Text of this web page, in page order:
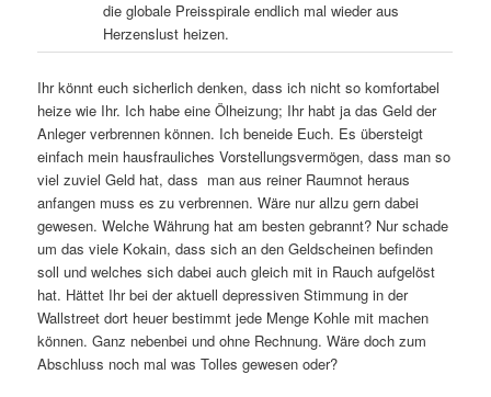
die globale Preisspirale endlich mal wieder aus
Herzenslust heizen.
Ihr könnt euch sicherlich denken, dass ich nicht so komfortabel
heize wie Ihr. Ich habe eine Ölheizung; Ihr habt ja das Geld der
Anleger verbrennen können. Ich beneide Euch. Es übersteigt
einfach mein hausfrauliches Vorstellungsvermögen, dass man so
viel zuviel Geld hat, dass man aus reiner Raumnot heraus
anfangen muss es zu verbrennen. Wäre nur allzu gern dabei
gewesen. Welche Währung hat am besten gebrannt? Nur schade
um das viele Kokain, dass sich an den Geldscheinen befinden
soll und welches sich dabei auch gleich mit in Rauch aufgelöst
hat. Hättet Ihr bei der aktuell depressiven Stimmung in der
Wallstreet dort heuer bestimmt jede Menge Kohle mit machen
können. Ganz nebenbei und ohne Rechnung. Wäre doch zum
Abschluss noch mal was Tolles gewesen oder?